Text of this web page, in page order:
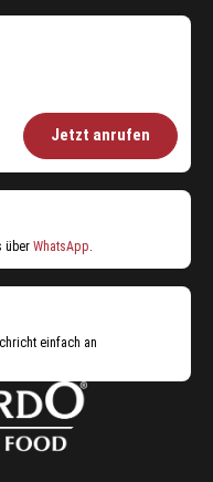
Jetzt anrufen
über WhatsApp
einfach an